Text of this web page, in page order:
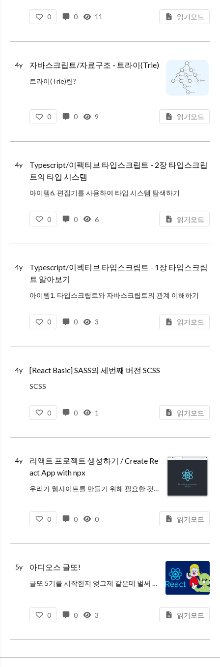
시간복잡도: O(n)
장점: 검색 방법 중 가장 단순하여 구현이
0 0 11 읽기모드
4y 자바스크립트/자료구조 - 트라이(Trie)
트라이(Trie)란?
Radix tree, Prefix Tree 라고도 함
문자열을 저장하고 효율적으로 탐색하기 위한 트리 형태의 자료구조
장점
0 0 9 읽기모드
4y
Typescript/이펙티브 타입스크립트 - 2장 타입스크립
트의 타입 시스템
아이템6. 편집기를 사용하여 타입 시스템 탐색하기
타입스크립트 컴파일러(tsc)를 실행할 수 있음
0 0 6 읽기모드
4y
Typescript/이펙티브 타입스크립트 - 1장 타입스크립
트 알아보기
아이템1. 타입스크립트와 자바스크립트의 관계 이해하기
타입스크립트는 타입이 정의된 자바스크립트의 상위집합
0 0 3 읽기모드
4y [React Basic] SASS의 세번째 버전 SCSS
SCSS
SASS의 모든 기능을 쓸 수 있음
자세한 내용은 sass-lang.com/guide, sass-lang.com/documenta
0 0 1 읽기모드
4y
리액트 프로젝트 생성하기 / Create Re
act App with npx
우리가 웹사이트를 만들기 위해 필요한 것들을 하나씩 설치할 수 있지만, 이미 필요한 것들을 모아놓은 패키지를 이용하면 손쉬울 것이다.
CRA를 이용한 프로젝트 생성을
0 0 0 읽기모드
5y 아디오스 글또!
글또 5기를 시작한지 엊그제 같은데 벌써 이번이 글또로서 작성하는 마지막 글이되었다. 사실 5기에 참여할지 말지 고민을 많이 했었다. 4기에 참여하면서 글쓰는 것이 재밌기도 했지만 글을 쥐어짜며 쓴적도 있어 쉽지 않았기 때문이다.
0 0 3 읽기모드